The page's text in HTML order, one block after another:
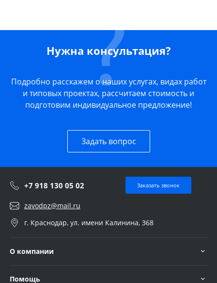
Нужна консультация?
Подробно расскажем о наших услугах, видах работ
и типовых проектах, рассчитаем стоимость и
подготовим индивидуальное предложение!
Задать вопрос
+7 918 130 05 02 Заказать звонок
zavodpz@mail.ru
г. Краснодар, ул. имени Калинина, 368
О компании
Помощь